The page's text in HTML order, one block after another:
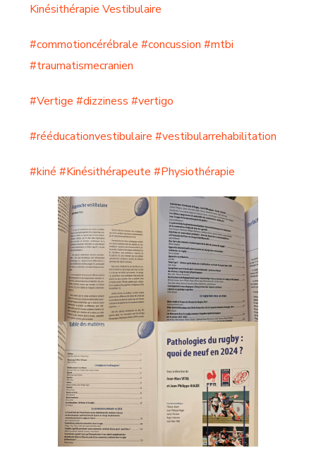
Kinésithérapie Vestibulaire
#commotioncérébrale #concussion #mtbi
#traumatismecranien
#Vertige #dizziness #vertigo
#rééducationvestibulaire #vestibularrehabilitation
#kiné #Kinésithérapeute #Physiothérapie